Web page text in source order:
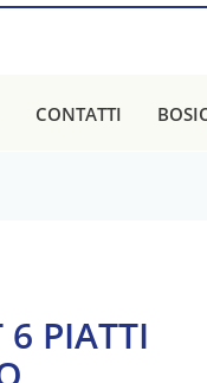
CONTATTI
6 PIATTI